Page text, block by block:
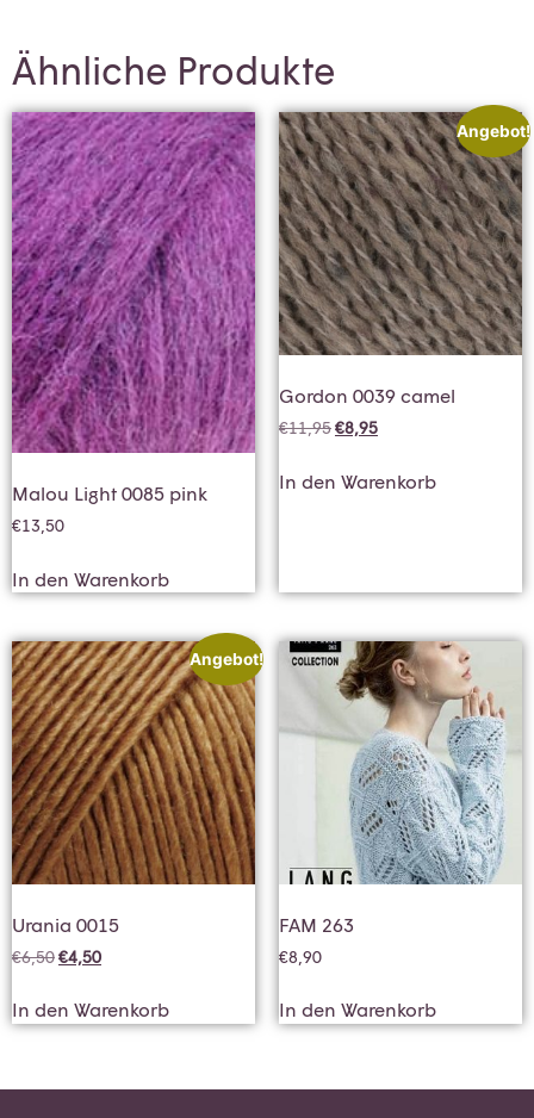
Ähnliche Produkte
Malou Light 0085 pink
€13,50
In den Warenkorb
Angebot!
Gordon 0039 camel
€11,95€8,95
In den Warenkorb
Angebot!
Urania 0015
€6,50€4,50
In den Warenkorb
FAM 263
€8,90
In den Warenkorb